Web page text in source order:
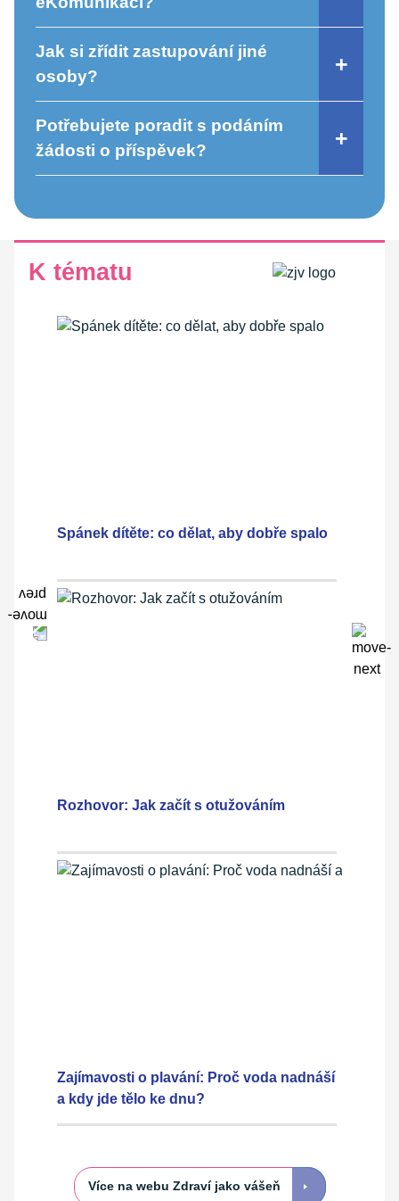
Jak si zřídit zastupování jiné
osoby?
Potřebujete poradit s podáním
žádosti o příspěvek?
K tématu
Spánek dítěte: co dělat, aby dobře spalo
Rozhovor: Jak začít s otužováním
Zajímavosti o plavání: Proč voda nadnáší
a kdy jde tělo ke dnu?
Více na webu Zdraví jako vášeň